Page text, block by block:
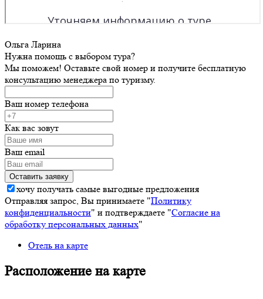
Ольга Ларина
Нужна помощь с выбором тура?
Мы поможем! Оставьте свой номер и получите бесплатную
консультацию менеджера по туризму.
Ваш номер телефона
Как вас зовут
Ваш email
хочу получать самые выгодные предложения
Отправляя запрос, Вы принимаете "Политику
конфиденциальности" и подтверждаете "Согласие на
обработку персональных данных"
Отель на карте
Расположение на карте